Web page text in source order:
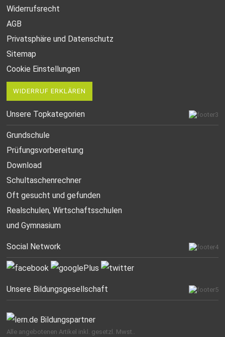
Widerrufsrecht
AGB
Privatsphäre und Datenschutz
Sitemap
Cookie Einstellungen
WIDERRUF ERKLÄREN
Unsere Topkategorien
Grundschule
Prüfungsvorbereitung
Download
Schultaschenrechner
Oft gesucht und gefunden
Realschulen,Wirtschaftsschulen
und Gymnasium
Social Network
Unsere Bildungsgesellschaft
Alle angebotenen Artikel inkl. gesetzl. Mwst..